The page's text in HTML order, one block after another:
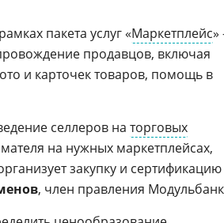
пакета услуг «Маркетплейс»
продавцов, включая
и карточек товаров, помощь в
селлеров на торговых
на нужных маркетплейсах,
закупку и сертификацию
, член правления